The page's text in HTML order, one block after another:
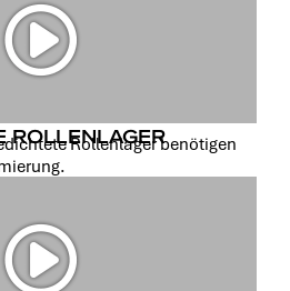
ROLLENLAGER
Rollenlager benötigen